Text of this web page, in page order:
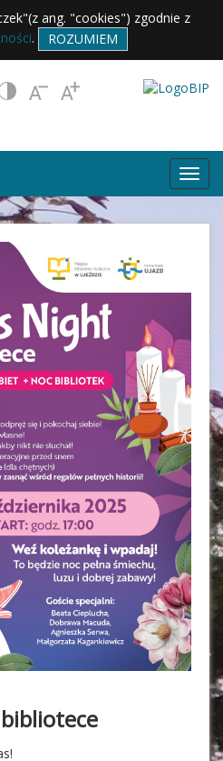
ang. "cookies") zgodnie z
. ROZUMIEM